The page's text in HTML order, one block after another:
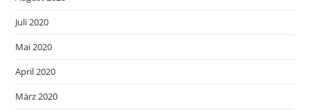
Juli 2020
Mai 2020
April 2020
März 2020